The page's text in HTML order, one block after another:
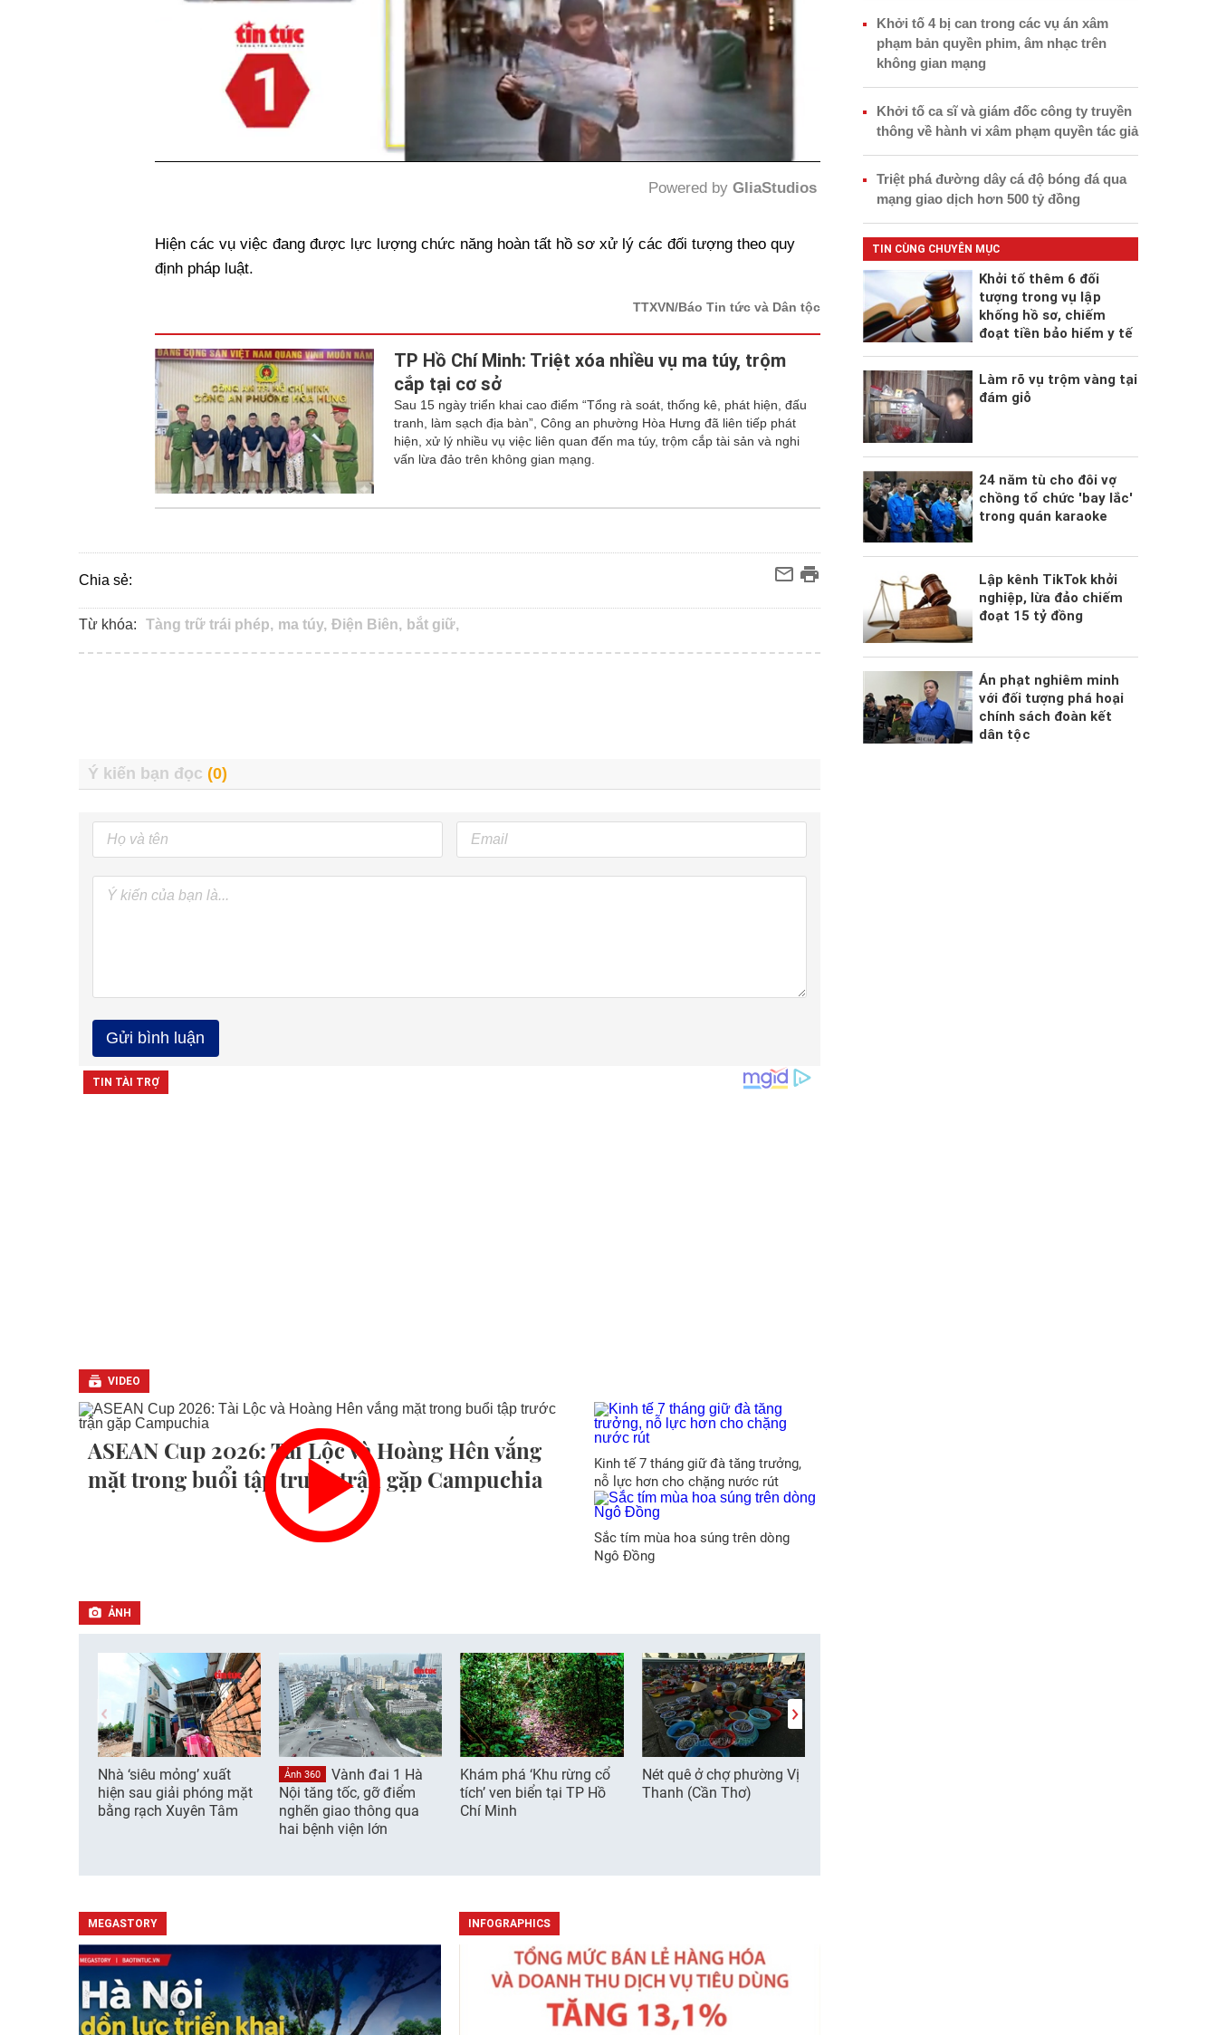
Powered by GliaStudios
Hiện các vụ việc đang được lực lượng chức năng hoàn tất hồ sơ xử lý các đối tượng theo quy
định pháp luật.
TTXVN/Báo Tin tức và Dân tộc
TP Hồ Chí Minh: Triệt xóa nhiều vụ ma túy, trộm
cắp tại cơ sở
Sau 15 ngày triển khai cao điểm “Tổng rà soát, thống kê, phát hiện, đấu
tranh, làm sạch địa bàn”, Công an phường Hòa Hưng đã liên tiếp phát
hiện, xử lý nhiều vụ việc liên quan đến ma túy, trộm cắp tài sản và nghi
vấn lừa đảo trên không gian mạng.
Chia sẻ:
Từ khóa: Tàng trữ trái phép, ma túy, Điện Biên, bắt giữ,
VIDEO
ASEAN Cup 2026: Tài Lộc và Hoàng Hên vắng
mặt trong buổi tập trước trận gặp Campuchia
Kinh tế 7 tháng giữ đà tăng trưởng,
nỗ lực hơn cho chặng nước rút
Sắc tím mùa hoa súng trên dòng
Ngô Đồng
ẢNH
Nhà ‘siêu mỏng’ xuất
hiện sau giải phóng mặt
bằng rạch Xuyên Tâm
Ảnh 360
Vành đai 1 Hà
Nội tăng tốc, gỡ điểm
nghẽn giao thông qua
hai bệnh viện lớn
Khám phá ‘Khu rừng cổ
tích’ ven biển tại TP Hồ
Chí Minh
Nét quê ở chợ phường Vị
Thanh (Cần Thơ)
MEGASTORY INFOGRAPHICS
Khởi tố 4 bị can trong các vụ án xâm
phạm bản quyền phim, âm nhạc trên
không gian mạng
Khởi tố ca sĩ và giám đốc công ty truyền
thông về hành vi xâm phạm quyền tác giả
Triệt phá đường dây cá độ bóng đá qua
mạng giao dịch hơn 500 tỷ đồng
TIN CÙNG CHUYÊN MỤC
Khởi tố thêm 6 đối
tượng trong vụ lập
khống hồ sơ, chiếm
đoạt tiền bảo hiểm y tế
Làm rõ vụ trộm vàng tại
đám giỗ
24 năm tù cho đôi vợ
chồng tổ chức 'bay lắc'
trong quán karaoke
Lập kênh TikTok khởi
nghiệp, lừa đảo chiếm
đoạt 15 tỷ đồng
Án phạt nghiêm minh
với đối tượng phá hoại
chính sách đoàn kết
dân tộc